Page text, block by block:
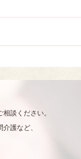
談ください。
護など、